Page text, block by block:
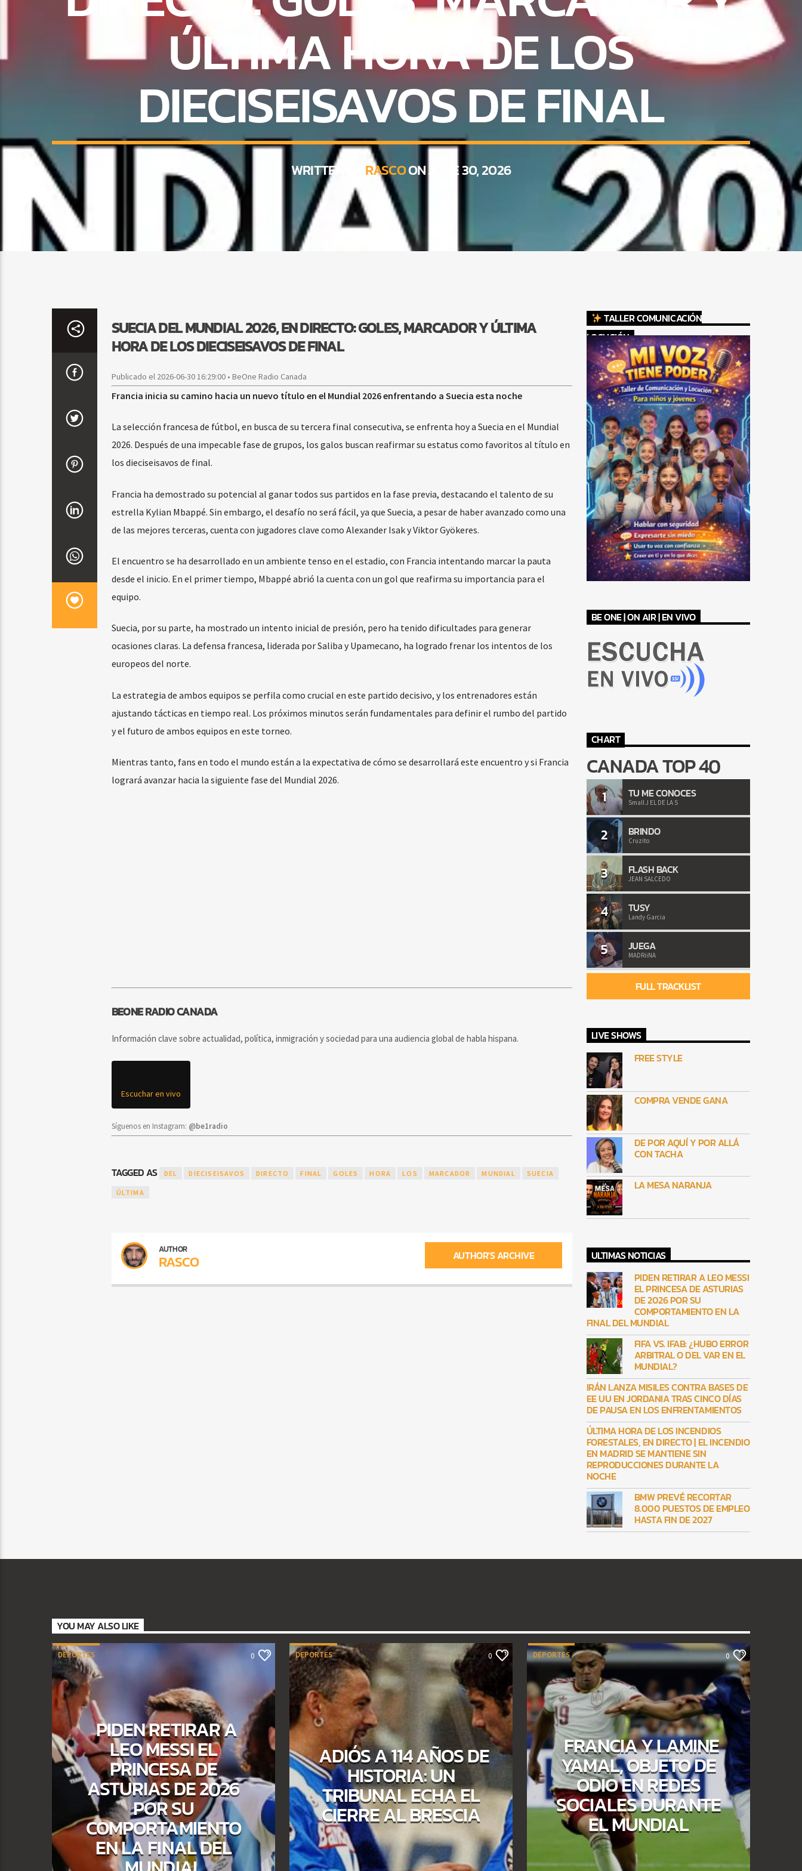
ÚLTIMA HORA DE LOS
DIECISEISAVOS DE FINAL
WRITTEN BY RASCOON JUNE 30, 2026
SUECIA DEL MUNDIAL 2026, EN DIRECTO: GOLES, MARCADOR Y ÚLTIMA
HORA DE LOS DIECISEISAVOS DE FINAL
Publicado el 2026-06-30 16:29:00 • BeOne Radio Canada
Francia inicia su camino hacia un nuevo título en el Mundial 2026 enfrentando a Suecia esta noche
La selección francesa de fútbol, en busca de su tercera final consecutiva, se enfrenta hoy a Suecia en el Mundial
2026. Después de una impecable fase de grupos, los galos buscan reafirmar su estatus como favoritos al título en
los dieciseisavos de final.
Francia ha demostrado su potencial al ganar todos sus partidos en la fase previa, destacando el talento de su
estrella Kylian Mbappé. Sin embargo, el desafío no será fácil, ya que Suecia, a pesar de haber avanzado como una
de las mejores terceras, cuenta con jugadores clave como Alexander Isak y Viktor Gyökeres.
El encuentro se ha desarrollado en un ambiente tenso en el estadio, con Francia intentando marcar la pauta
desde el inicio. En el primer tiempo, Mbappé abrió la cuenta con un gol que reafirma su importancia para el
equipo.
Suecia, por su parte, ha mostrado un intento inicial de presión, pero ha tenido dificultades para generar
ocasiones claras. La defensa francesa, liderada por Saliba y Upamecano, ha logrado frenar los intentos de los
europeos del norte.
La estrategia de ambos equipos se perfila como crucial en este partido decisivo, y los entrenadores están
ajustando tácticas en tiempo real. Los próximos minutos serán fundamentales para definir el rumbo del partido
y el futuro de ambos equipos en este torneo.
Mientras tanto, fans en todo el mundo están a la expectativa de cómo se desarrollará este encuentro y si Francia
logrará avanzar hacia la siguiente fase del Mundial 2026.
BEONE RADIO CANADA
Información clave sobre actualidad, política, inmigración y sociedad para una audiencia global de habla hispana.
Escuchar en vivo
Síguenos en Instagram: @be1radio
TAGGED AS DEL DIECISEISAVOS DIRECTO FINAL GOLES HORA LOS MARCADOR MUNDIAL SUECIA
ÚLTIMA
AUTHOR
RASCO AUTHOR'S ARCHIVE
TALLER COMUNICACIÓN
LOCUCIÓN
BE ONE | ON AIR | EN VIVO
CHART
CANADA TOP 40
1 TU ME CONOCES
Small J EL DE LA S
2 BRINDO
Cruzito
3 FLASH BACK
JEAN SALCEDO
4 TUSY
Landy Garcia
5 JUEGA
MADRiiNA
FULL TRACKLIST
LIVE SHOWS
FREE STYLE
COMPRA VENDE GANA
DE POR AQUÍ Y POR ALLÁ
CON TACHA
LA MESA NARANJA
ULTIMAS NOTICIAS
PIDEN RETIRAR A LEO MESSI
EL PRINCESA DE ASTURIAS
DE 2026 POR SU
COMPORTAMIENTO EN LA
FINAL DEL MUNDIAL
FIFA VS. IFAB: ¿HUBO ERROR
ARBITRAL O DEL VAR EN EL
MUNDIAL?
IRÁN LANZA MISILES CONTRA BASES DE
EE UU EN JORDANIA TRAS CINCO DÍAS
DE PAUSA EN LOS ENFRENTAMIENTOS
ÚLTIMA HORA DE LOS INCENDIOS
FORESTALES, EN DIRECTO | EL INCENDIO
EN MADRID SE MANTIENE SIN
REPRODUCCIONES DURANTE LA
NOCHE
BMW PREVÉ RECORTAR
8.000 PUESTOS DE EMPLEO
HASTA FIN DE 2027
YOU MAY ALSO LIKE
DEPORTES 0
PIDEN RETIRAR A
LEO MESSI EL
PRINCESA DE
ASTURIAS DE 2026
POR SU
COMPORTAMIENTO
EN LA FINAL DEL
DEPORTES 0
ADIÓS A 114 AÑOS DE
HISTORIA: UN
TRIBUNAL ECHA EL
CIERRE AL BRESCIA
DEPORTES 0
FRANCIA Y LAMINE
YAMAL, OBJETO DE
ODIO EN REDES
SOCIALES DURANTE
EL MUNDIAL